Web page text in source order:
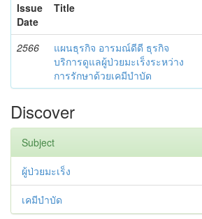
Issue
Date
Title
2566
แผนธุรกิจ อารมณ์ดีดี ธุรกิจ
บริการดูแลผู้ป่วยมะเร็งระหว่าง
การรักษาด้วยเคมีบำบัด
Discover
Subject
ผู้ป่วยมะเร็ง
เคมีบำบัด